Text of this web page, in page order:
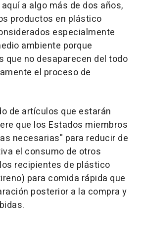
a algo más de dos años,
productos en plástico
especialmente
ambiente porque
que no desaparecen del todo
el proceso de
de artículos que estarán
que los Estados miembros
necesarias" para reducir de
el consumo de otros
recipientes de plástico
para comida rápida que
posterior a la compra y